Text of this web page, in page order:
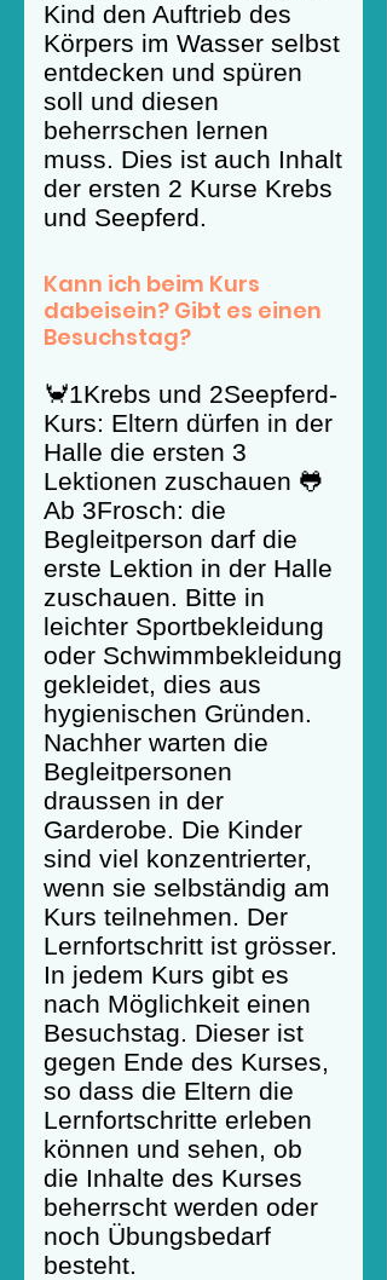
Kind den Auftrieb des
Körpers im Wasser selbst
entdecken und spüren
soll und diesen
beherrschen lernen
muss. Dies ist auch Inhalt
der ersten 2 Kurse Krebs
und Seepferd.
Kann ich beim Kurs
dabeisein? Gibt es einen
Besuchstag?
🦀1Krebs und 2Seepferd-
Kurs: Eltern dürfen in der
Halle die ersten 3
Lektionen zuschauen 🐸
Ab 3Frosch: die
Begleitperson darf die
erste Lektion in der Halle
zuschauen. Bitte in
leichter Sportbekleidung
oder Schwimmbekleidung
gekleidet, dies aus
hygienischen Gründen.
Nachher warten die
Begleitpersonen
draussen in der
Garderobe. Die Kinder
sind viel konzentrierter,
wenn sie selbständig am
Kurs teilnehmen. Der
Lernfortschritt ist grösser.
In jedem Kurs gibt es
nach Möglichkeit einen
Besuchstag. Dieser ist
gegen Ende des Kurses,
so dass die Eltern die
Lernfortschritte erleben
können und sehen, ob
die Inhalte des Kurses
beherrscht werden oder
noch Übungsbedarf
besteht.